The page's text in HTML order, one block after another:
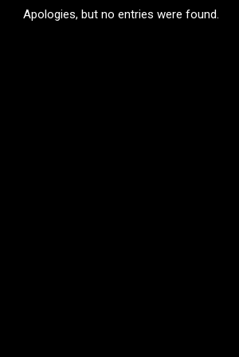
Apologies, but no entries were found.